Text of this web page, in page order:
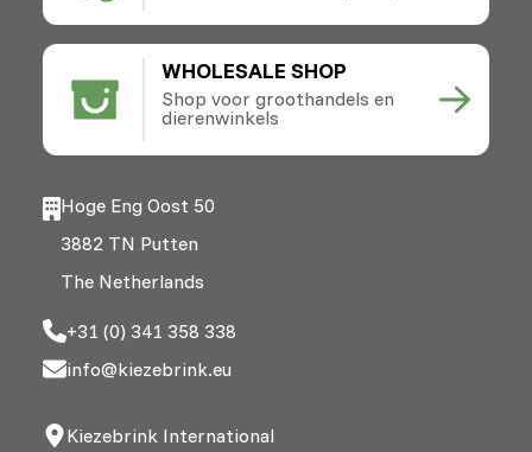
WHOLESALE SHOP
Shop voor groothandels en
dierenwinkels
Hoge Eng Oost 50
3882 TN Putten
The Netherlands
+31 (0) 341 358 338
info@kiezebrink.eu
Kiezebrink International